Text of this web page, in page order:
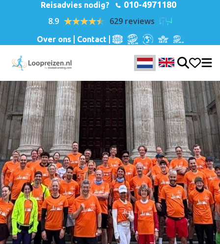
Reisadvies nodig? 010-4971180
8.9 629 reviews
Over ons Contact